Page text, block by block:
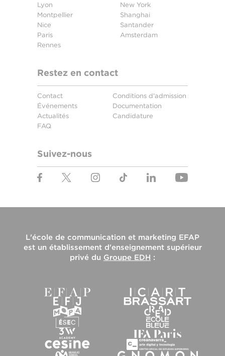
Lyon
Montpellier
Nice
Paris
Rennes
New York
Shanghai
Santander
Amsterdam
Restez en contact
Contact
Événements
Actualités
FAQ
Conditions d'admission
Documentation
Candidature
Suivez-nous
L'école de communication et marketing EFAP
est un établissement d'enseignement supérieur
privé du Groupe EDH :